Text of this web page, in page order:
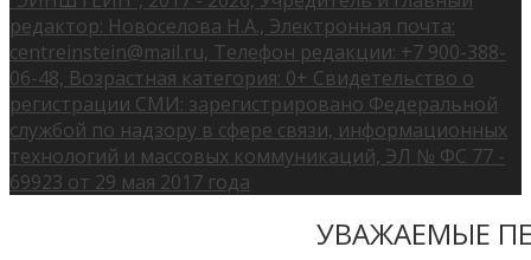
редактор: Новоселова Н.А., Электронная почта:
centreinstein@mail.ru, Телефон редакции: +7 900-388-
06-48, Возрастная категория: 0+ Свидетельство о
регистрации СМИ: зарегистрировано Федеральной
службой по надзору в сфере связи, информационных
технологий и массовых коммуникаций, ЭЛ № ФС 77 -
69923 от 29 мая 2017 года
УВАЖАЕМЫЕ